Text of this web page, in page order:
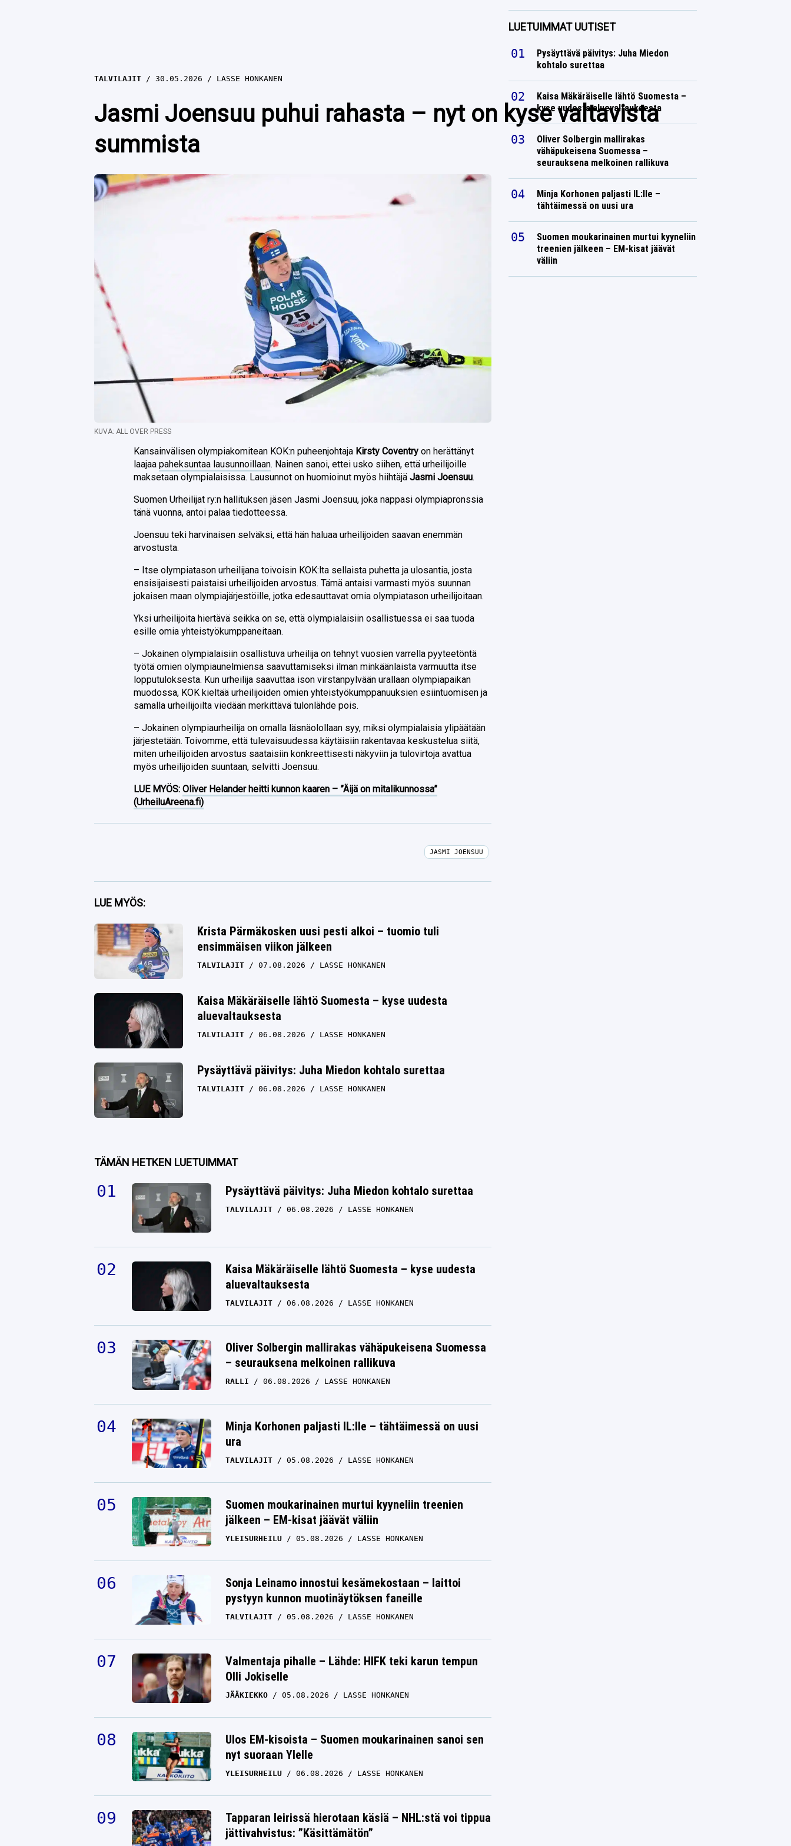
TALVILAJIT 30.05.2026 LASSE HONKANEN
Jasmi Joensuu puhui rahasta – nyt on kyse valtavista
summista
KUVA: ALL OVER PRESS
Kansainvälisen olympiakomitean KOK:n puheenjohtaja Kirsty Coventry on herättänyt
laajaapaheksuntaa lausunnoillaan. Nainen sanoi, ettei usko siihen, että urheilijoille
maksetaan olympialaisissa. Lausunnot on huomioinut myös hiihtäjäJasmi Joensuu.
Suomen Urheilijat ry:n hallituksen jäsen Jasmi Joensuu, joka nappasi olympiapronssia
tänä vuonna, antoi palaa tiedotteessa.
Joensuu teki harvinaisen selväksi, että hän haluaa urheilijoiden saavan enemmän
arvostusta.
– Itse olympiatason urheilijana toivoisin KOK:lta sellaista puhetta ja ulosantia, josta
ensisijaisesti paistaisi urheilijoiden arvostus. Tämä antaisi varmasti myös suunnan
jokaisen maan olympiajärjestöille, jotka edesauttavat omia olympiatason urheilijoitaan.
Yksi urheilijoita hiertävä seikka on se, että olympialaisiin osallistuessa ei saa tuoda
esille omia yhteistyökumppaneitaan.
– Jokainen olympialaisiin osallistuva urheilija on tehnyt vuosien varrella pyyteetöntä
työtä omien olympiaunelmiensa saavuttamiseksi ilman minkäänlaista varmuutta itse
lopputuloksesta. Kun urheilija saavuttaa ison virstanpylvään urallaan olympiapaikan
muodossa, KOK kieltää urheilijoiden omien yhteistyökumppanuuksien esiintuomisen ja
samalla urheilijoilta viedään merkittävä tulonlähde pois.
– Jokainen olympiaurheilija on omalla läsnäolollaan syy, miksi olympialaisia ylipäätään
järjestetään. Toivomme, että tulevaisuudessa käytäisiin rakentavaa keskustelua siitä,
miten urheilijoiden arvostus saataisiin konkreettisesti näkyviin ja tulovirtoja avattua
myös urheilijoiden suuntaan, selvitti Joensuu.
LUE MYÖS:Oliver Helander heitti kunnon kaaren – ”Äijä on mitalikunnossa”
(UrheiluAreena.fi)
Facebook
Twitter
Whatsapp
JASMI JOENSUU
LUE MYÖS:
Krista Pärmäkosken uusi pesti alkoi – tuomio tuli
ensimmäisen viikon jälkeen
TALVILAJIT 07.08.2026 LASSE HONKANEN
Kaisa Mäkäräiselle lähtö Suomesta – kyse uudesta
aluevaltauksesta
TALVILAJIT 06.08.2026 LASSE HONKANEN
Pysäyttävä päivitys: Juha Miedon kohtalo surettaa
TALVILAJIT 06.08.2026 LASSE HONKANEN
TÄMÄN HETKEN LUETUIMMAT
Pysäyttävä päivitys: Juha Miedon kohtalo surettaa
TALVILAJIT 06.08.2026 LASSE HONKANEN
Kaisa Mäkäräiselle lähtö Suomesta – kyse uudesta
aluevaltauksesta
TALVILAJIT 06.08.2026 LASSE HONKANEN
Oliver Solbergin mallirakas vähäpukeisena Suomessa
– seurauksena melkoinen rallikuva
RALLI 06.08.2026 LASSE HONKANEN
Minja Korhonen paljasti IL:lle – tähtäimessä on uusi
ura
TALVILAJIT 05.08.2026 LASSE HONKANEN
Suomen moukarinainen murtui kyyneliin treenien
jälkeen – EM-kisat jäävät väliin
YLEISURHEILU 05.08.2026 LASSE HONKANEN
Sonja Leinamo innostui kesämekostaan – laittoi
pystyyn kunnon muotinäytöksen faneille
TALVILAJIT 05.08.2026 LASSE HONKANEN
Valmentaja pihalle – Lähde: HIFK teki karun tempun
Olli Jokiselle
JÄÄKIEKKO 05.08.2026 LASSE HONKANEN
Ulos EM-kisoista – Suomen moukarinainen sanoi sen
nyt suoraan Ylelle
YLEISURHEILU 06.08.2026 LASSE HONKANEN
Tapparan leirissä hierotaan käsiä – NHL:stä voi tippua
jättivahvistus: ”Käsittämätön”
LUETUIMMAT UUTISET
Pysäyttävä päivitys: Juha Miedon
kohtalo surettaa
Kaisa Mäkäräiselle lähtö Suomesta –
kyse uudesta aluevaltauksesta
Oliver Solbergin mallirakas
vähäpukeisena Suomessa –
seurauksena melkoinen rallikuva
Minja Korhonen paljasti IL:lle –
tähtäimessä on uusi ura
Suomen moukarinainen murtui kyyneliin
treenien jälkeen – EM-kisat jäävät
väliin